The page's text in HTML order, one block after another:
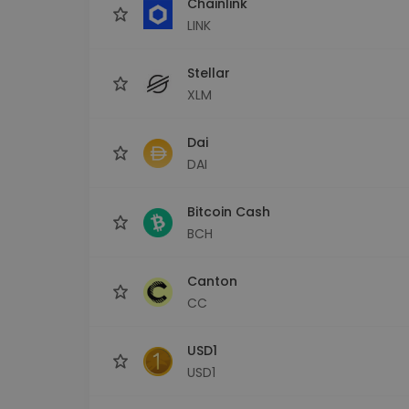
LINK
Stellar
XLM
Dai
DAI
Bitcoin Cash
BCH
Canton
CC
USD1
USD1